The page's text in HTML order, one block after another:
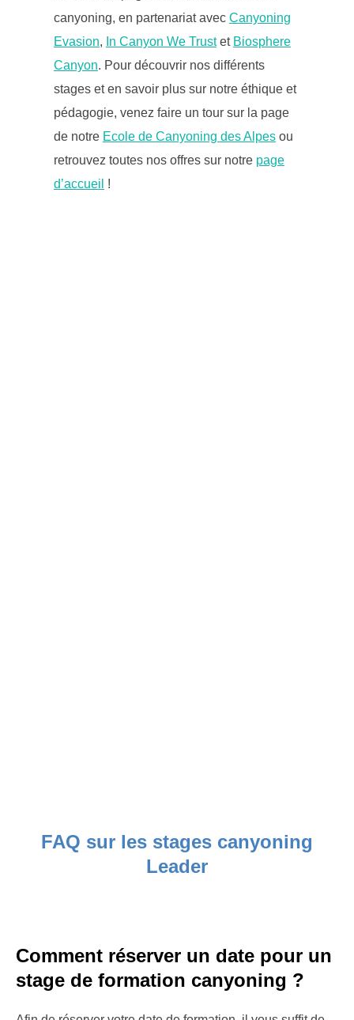
canyoning, en partenariat avec Canyoning
Evasion, In Canyon We Trustet Biosphere
Canyon. Pour découvrir nos différents
stages et en savoir plus sur notre éthique et
pédagogie, venez faire un tour sur la page
de notre Ecole de Canyoning des Alpesou
retrouvez toutes nos offres sur notre page
d’accueil !
FAQ sur les stages canyoning
Leader
Comment réserver un date pour un
stage de formation canyoning ?